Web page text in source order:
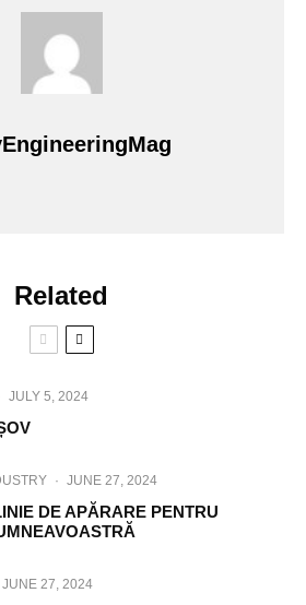
Related
JULY 5, 2024
· JUNE 27, 2024
DE APĂRARE PENTRU
JUNE 27, 2024